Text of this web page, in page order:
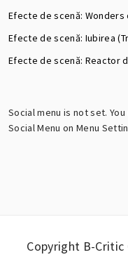
Efecte de scenă: Wonders
Efecte de scenă: Iubirea
Efecte de scenă: Reactor
Social menu is not set.
Social Menu on Menu
Copyright B-